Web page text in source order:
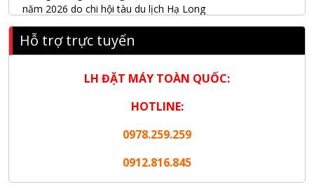
NANIBI khai trương văn phòng Ninh Bình & kỷ niệm 15 năm
phát triển bền vững
Tập đoàn Công nghiệp nặng Sơn Đông tổ chức Hội nghị đối
KHAI XUÂN 2026 – KHỞI ĐẦU MAY MẮN, VỮNG BƯỚC
THÀNH CÔNG
Hỗ trợ trực tuyến
LH ĐẶT MÁY TOÀN QUỐC:
HOTLINE:
0978.259.259
0912.816.845